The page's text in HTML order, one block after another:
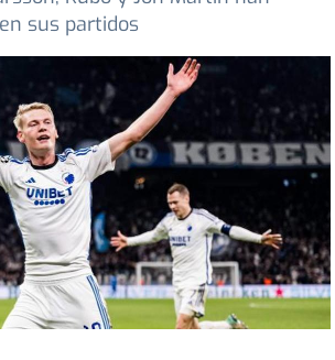
sus partidos